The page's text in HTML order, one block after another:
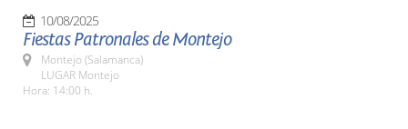
10/08/2025
Fiestas Patronales de Montejo
Montejo (Salamanca)
LUGAR Montejo
Hora: 14:00 h.